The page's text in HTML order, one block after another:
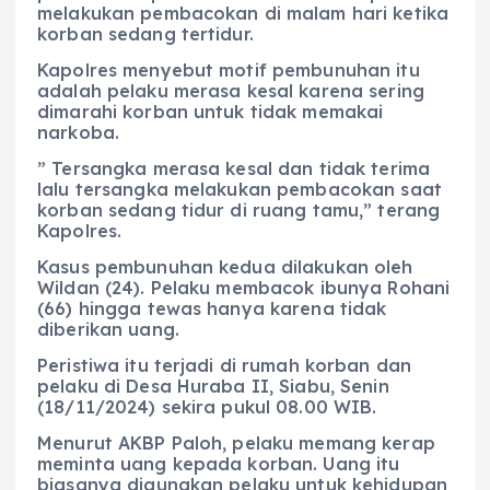
melakukan pembacokan di malam hari ketika
korban sedang tertidur.
Kapolres menyebut motif pembunuhan itu
adalah pelaku merasa kesal karena sering
dimarahi korban untuk tidak memakai
narkoba.
” Tersangka merasa kesal dan tidak terima
lalu tersangka melakukan pembacokan saat
korban sedang tidur di ruang tamu,” terang
Kapolres.
Kasus pembunuhan kedua dilakukan oleh
Wildan (24). Pelaku membacok ibunya Rohani
(66) hingga tewas hanya karena tidak
diberikan uang.
Peristiwa itu terjadi di rumah korban dan
pelaku di Desa Huraba II, Siabu, Senin
(18/11/2024) sekira pukul 08.00 WIB.
Menurut AKBP Paloh, pelaku memang kerap
meminta uang kepada korban. Uang itu
biasanya digunakan pelaku untuk kehidupan